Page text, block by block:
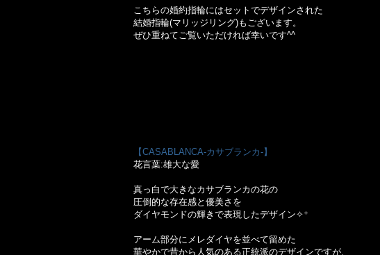
こちらの婚約指輪にはセットでデザインされた
結婚指輪(マリッジリング)もございます。
ぜひ重ねてご覧いただければ幸いです^^
【CASABLANCA-カサブランカ-】
花言葉:雄大な愛
真っ白で大きなカサブランカの花の
圧倒的な存在感と優美さを
ダイヤモンドの輝きで表現したデザイン✧⁺
アーム部分にメレダイヤを並べて留めた
華やかで昔から人気のある正統派のデザインですが、